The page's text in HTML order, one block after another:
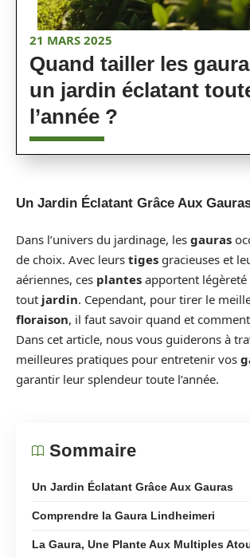
21 MARS 2025
Quand tailler les
un jardin éclatant
l’année ?
Un Jardin Éclatant Grâce Aux
Dans l’univers du jardinage, les gauras
de choix. Avec leurs tiges gracieuses et
aériennes, ces plantes apportent
tout jardin. Cependant, pour tirer le
floraison, il faut savoir quand et
Dans cet article, nous vous guiderons à
meilleures pratiques pour entretenir vos
garantir leur splendeur toute l’année.
Sommaire
Un Jardin Éclatant Grâce Aux Gauras
Comprendre la Gaura Lindheimeri
La Gaura, Une Plante Aux Multiples